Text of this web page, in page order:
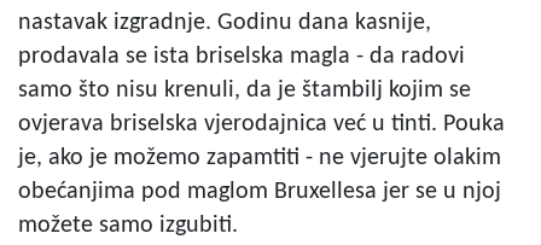
nastavak izgradnje. Godinu dana kasnije,
prodavala se ista briselska magla - da radovi
samo što nisu krenuli, da je štambilj kojim se
ovjerava briselska vjerodajnica već u tinti. Pouka
je, ako je možemo zapamtiti - ne vjerujte olakim
obećanjima pod maglom Bruxellesa jer se u njoj
možete samo izgubiti.